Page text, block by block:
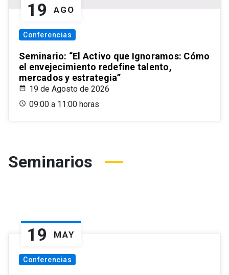
19 AGO
Conferencias
Seminario: “El Activo que Ignoramos: Cómo
el envejecimiento redefine talento,
mercados y estrategia”
19 de Agosto de 2026
09:00 a 11:00 horas
Seminarios
19 MAY
Conferencias